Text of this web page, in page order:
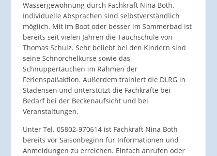
Wassergewöhnung durch Fachkraft Nina Both.
Individuelle Absprachen sind selbstverständlich
möglich. Mit im Boot oder besser im Sommerbad ist
bereits seit vielen Jahren die Tauchschule von
Thomas Schulz. Sehr beliebt bei den Kindern sind
seine Schnorchelkurse sowie das
Schnuppertauchen im Rahmen der
Ferienspaßaktion. Außerdem trainiert die DLRG in
Stadensen und unterstützt die Fachkräfte bei
Bedarf bei der Beckenaufsicht und bei
Veranstaltungen.
Unter Tel. 05802-970614 ist Fachkraft Nina Both
bereits vor Saisonbeginn für Informationen und
Anmeldungen zu erreichen. Einfach anrufen oder